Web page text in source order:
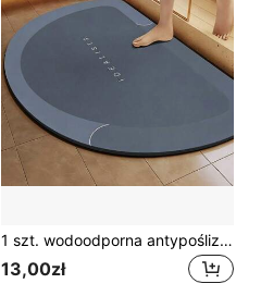
1 szt. wodoodporna antypoślizgowa mata łazienkowa, dywanik do łazienki lub kuchni, szybko schnący, odpowiedni do przedpokoju, przy łóżku, pod prysznic, do pralni i na wejście, idealny jako prezent świąteczny i na spotkanie rodzinne, kolor i styl dobierane losowo, rozmiary 30*40 i 50*80, wodoodporny, antypoślizgowy, odporny na zabrudzenia, na lato i sezon powrotu do szkoły
13,00zł